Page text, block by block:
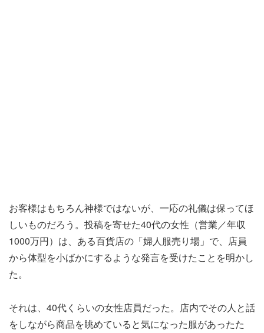
お客様はもちろん神様ではないが、一応の礼儀は保ってほ
しいものだろう。投稿を寄せた40代の女性（営業／年収
1000万円）は、ある百貨店の「婦人服売り場」で、店員
から体型を小ばかにするような発言を受けたことを明かし
た。
それは、40代くらいの女性店員だった。店内でその人と話
をしながら商品を眺めていると気になった服があったた